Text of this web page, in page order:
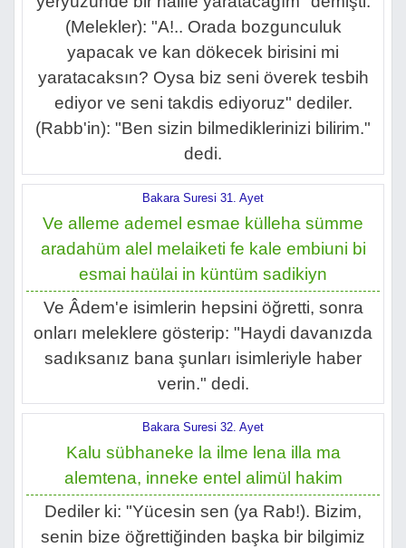
(Melekler): "A!.. Orada bozgunculuk
yapacak ve kan dökecek birisini mi
yaratacaksın? Oysa biz seni överek tesbih
ediyor ve seni takdis ediyoruz" dediler.
(Rabb'in): "Ben sizin bilmediklerinizi bilirim."
dedi.
Bakara Suresi 31. Ayet
Ve alleme ademel esmae külleha sümme
aradahüm alel melaiketi fe kale embiuni bi
esmai haülai in küntüm sadikiyn
Ve Âdem'e isimlerin hepsini öğretti, sonra
onları meleklere gösterip: "Haydi davanızda
sadıksanız bana şunları isimleriyle haber
verin." dedi.
Bakara Suresi 32. Ayet
Kalu sübhaneke la ilme lena illa ma
alemtena, inneke entel alimül hakim
Dediler ki: "Yücesin sen (ya Rab!). Bizim,
senin bize öğrettiğinden başka bir bilgimiz